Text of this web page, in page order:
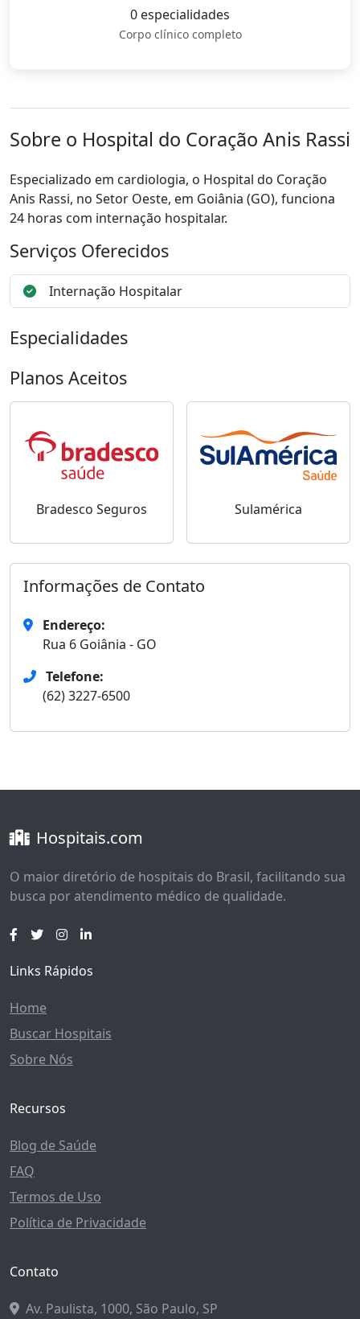
0 especialidades
Corpo clínico completo
Sobre o Hospital do Coração Anis Rassi
Especializado em cardiologia, o Hospital do Coração
Anis Rassi, no Setor Oeste, em Goiânia (GO), funciona
24 horas com internação hospitalar.
Serviços Oferecidos
Internação Hospitalar
Especialidades
Planos Aceitos
Bradesco Seguros Sulamérica
Informações de Contato
Endereço:
Rua 6 Goiânia - GO
Telefone:
(62) 3227-6500
Hospitais.com
O maior diretório de hospitais do Brasil, facilitando sua
busca por atendimento médico de qualidade.
Links Rápidos
Home
Buscar Hospitais
Sobre Nós
Recursos
Blog de Saúde
FAQ
Termos de Uso
Política de Privacidade
Contato
Av. Paulista, 1000, São Paulo, SP